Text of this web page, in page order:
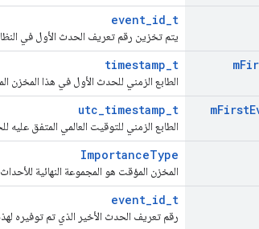
event_id_t
يتم تخزين رقم تعريف الحدث الأول في
m
timestamp_t
الطابع الزمني للحدث الأول في هذا المخزن
mFirst
utc_timestamp_t
الطابع الزمني للتوقيت العالمي المتفق
ImportanceType
المخزن المؤقت هو المجموعة النهائية
event_id_t
رقم تعريف الحدث الأخير الذي تم توفيره لهذه